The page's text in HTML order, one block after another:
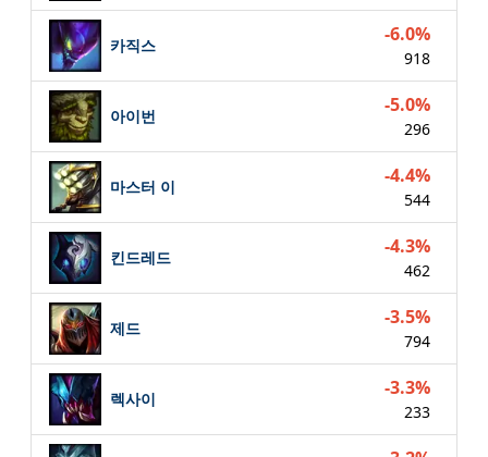
카직스 -6.0%
918
아이번 -5.0%
296
마스터 이 -4.4%
544
킨드레드 -4.3%
462
제드 -3.5%
794
렉사이 -3.3%
233